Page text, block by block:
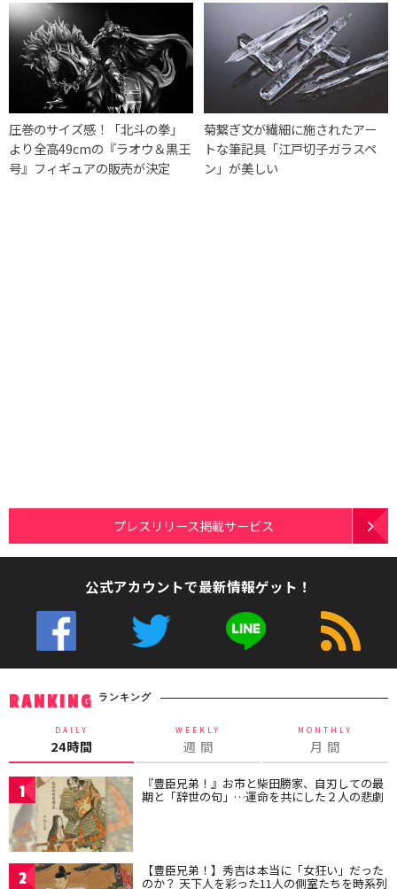
圧巻のサイズ感！「北斗の拳」
より全高49cmの『ラオウ＆黒王
号』フィギュアの販売が決定
菊繋ぎ文が繊細に施されたアー
トな筆記具「江戸切子ガラスペ
ン」が美しい
プレスリリース掲載サービス
公式アカウントで最新情報ゲット！
RANKING ランキング
DAILY
24時間
WEEKLY
週 間
MONTHLY
月 間
1 『豊臣兄弟！』お市と柴田勝家、自刃しての最
期と「辞世の句」…運命を共にした２人の悲劇
2 【豊臣兄弟！】秀吉は本当に「女狂い」だった
のか？ 天下人を彩った11人の側室たちを時系列